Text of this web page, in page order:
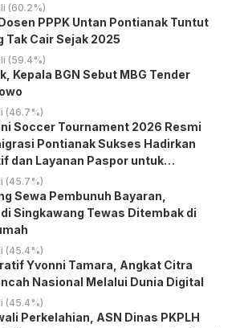
(60.2%)
PPPK Untan Pontianak Tuntut
Tak Cair Sejak 2025
(59.4%)
Kepala BGN Sebut MBG Tender
(46.7%)
Soccer Tournament 2026 Resmi
Pontianak Sukses Hadirkan
dan Layanan Paspor untuk
(45.7%)
Sewa Pembunuh Bayaran,
Singkawang Tewas Ditembak di
(45.4%)
Yvonni Tamara, Angkat Citra
Nasional Melalui Dunia Digital
(45.4%)
Perkelahian, ASN Dinas PKPLH